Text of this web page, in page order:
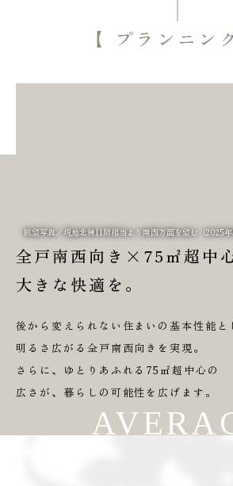
【 プランニン
全戸南西向き×75㎡超中
大きな快適を。
後から変えられない住まいの基本性能と
明るさ広がる全戸南西向きを実現。
さらに、ゆとりあふれる75㎡超中心の
広さが、暮らしの可能性を広げます。